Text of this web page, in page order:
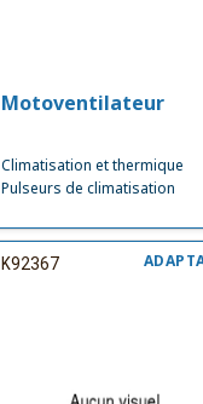
Motoventilateur
Climatisation et thermique
Pulseurs de climatisation
K92367